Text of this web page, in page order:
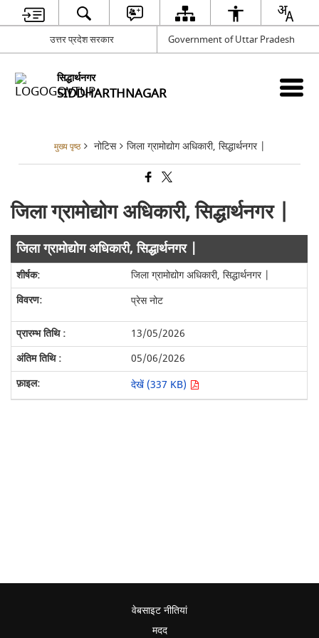
उत्तर प्रदेश सरकार Government of Uttar Pradesh
सिद्धार्थनगर
SIDDHARTHNAGAR
मुख्य पृष्ठ नोटिस जिला ग्रामोद्योग अधिकारी, सिद्धार्थनगर |
जिला ग्रामोद्योग अधिकारी, सिद्धार्थनगर |
जिला ग्रामोद्योग अधिकारी, सिद्धार्थनगर |
जिला ग्रामोद्योग अधिकारी, सिद्धार्थनगर |
प्रेस नोट
13/05/2026
05/06/2026
देखें (337 KB)
वेबसाइट नीतियां
मदद